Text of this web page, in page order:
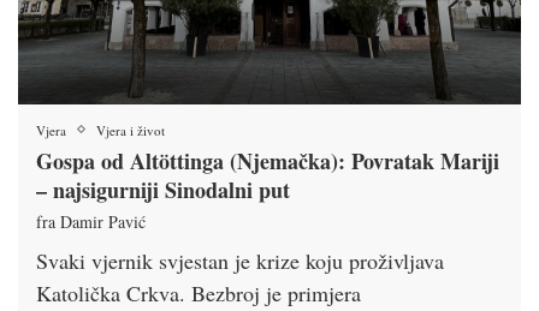
Vjera Vjera i život
Gospa od Altöttinga (Njemačka): Povratak Mariji
– najsigurniji Sinodalni put
fra Damir Pavić
Svaki vjernik svjestan je krize koju proživljava
Katolička Crkva. Bezbroj je primjera